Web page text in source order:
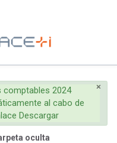
×
comptables 2024
al cabo de
Descargar
oculta